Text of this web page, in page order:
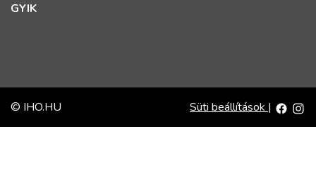
GYIK
© IHO.HU Süti beállítások|